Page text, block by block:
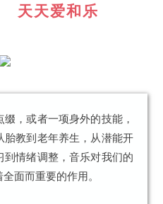
天天爱和乐
，或者一项身外的技能，
教到老年养生，从潜能开
情绪调整，音乐对我们的
面而重要的作用。